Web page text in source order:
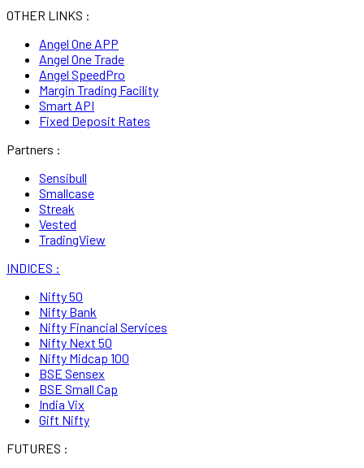
OTHER LINKS :
Angel One APP
Angel One Trade
Angel SpeedPro
Margin Trading Facility
Smart API
Fixed Deposit Rates
Partners :
Sensibull
Smallcase
Streak
Vested
TradingView
INDICES :
Nifty 50
Nifty Bank
Nifty Financial Services
Nifty Next 50
Nifty Midcap 100
BSE Sensex
BSE Small Cap
India Vix
Gift Nifty
FUTURES :